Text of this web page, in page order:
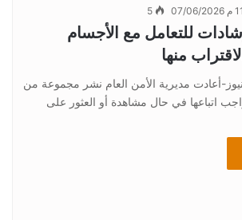
5
للتعامل مع الأجسام
منها
أعادت مديرية الأمن العام نشر مجموعة من
اتباعها في حال مشاهدة أو العثور على